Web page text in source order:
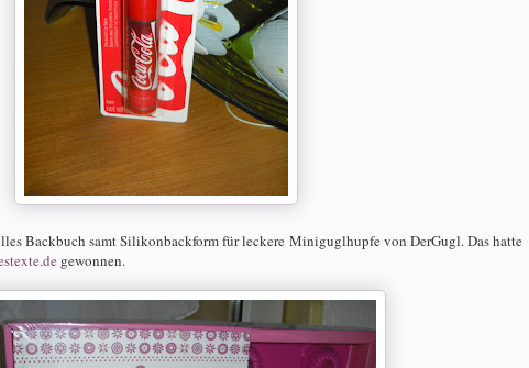
Backbuch samt Silikonbackform für leckere Miniguglhupfe von DerGugl. Das hatte
gewonnen.